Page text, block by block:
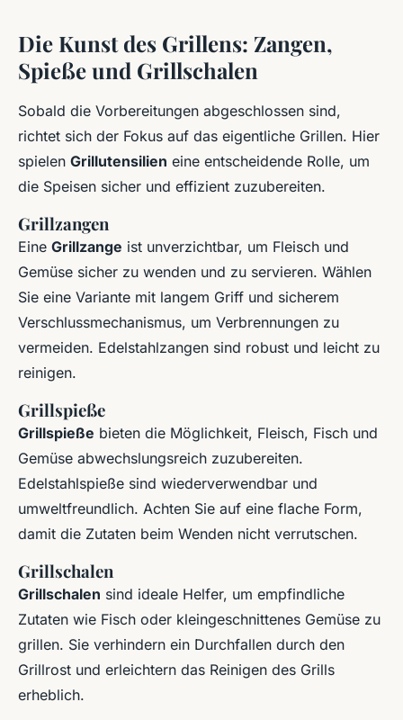
Die Kunst des Grillens: Zangen,
Spieße und Grillschalen
Sobald die Vorbereitungen abgeschlossen sind,
richtet sich der Fokus auf das eigentliche Grillen. Hier
spielen Grillutensilien eine entscheidende Rolle, um
die Speisen sicher und effizient zuzubereiten.
Grillzangen
Eine Grillzange ist unverzichtbar, um Fleisch und
Gemüse sicher zu wenden und zu servieren. Wählen
Sie eine Variante mit langem Griff und sicherem
Verschlussmechanismus, um Verbrennungen zu
vermeiden. Edelstahlzangen sind robust und leicht zu
reinigen.
Grillspieße
Grillspieße bieten die Möglichkeit, Fleisch, Fisch und
Gemüse abwechslungsreich zuzubereiten.
Edelstahlspieße sind wiederverwendbar und
umweltfreundlich. Achten Sie auf eine flache Form,
damit die Zutaten beim Wenden nicht verrutschen.
Grillschalen
Grillschalen sind ideale Helfer, um empfindliche
Zutaten wie Fisch oder kleingeschnittenes Gemüse zu
grillen. Sie verhindern ein Durchfallen durch den
Grillrost und erleichtern das Reinigen des Grills
erheblich.